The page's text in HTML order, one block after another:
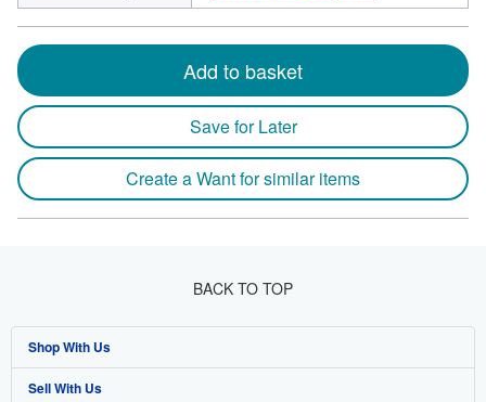
Add to basket
Save for Later
Create a Want for similar items
BACK TO TOP
Shop With Us
Advanced Search
Sell With Us